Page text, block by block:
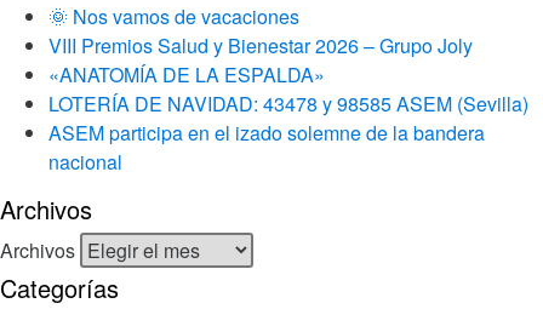
🌞 Nos vamos de vacaciones
VIII Premios Salud y Bienestar 2026 – Grupo Joly
«ANATOMÍA DE LA ESPALDA»
LOTERÍA DE NAVIDAD: 43478 y 98585 ASEM (Sevilla)
ASEM participa en el izado solemne de la bandera
nacional
Archivos
Archivos
Categorías